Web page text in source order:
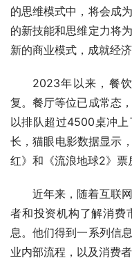
的思维模式中，将会成
的新技能和思维定力将
新的商业模式，成就经
2023年以来，餐
复。餐厅等位已成常态
以排队超过4500桌冲
长，猫眼电影数据显示
红》和《流浪地球2》票
近年来，随着互联
者和投资机构了解消费
息。他们得到一系列信
业内部流程，以及消费者